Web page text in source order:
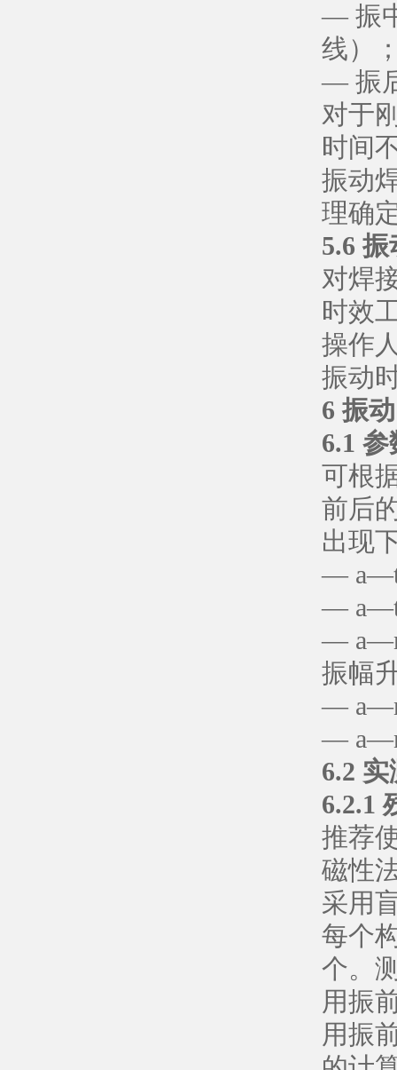
— 振
线）
— 振
对于
时间
振动
理确
5.6
对焊
时效
操作
振动
6 振
6.1
可根
前后
出现
— a—t
— a—t
— a—n
振幅
—
—
6.2
6.2.1
推荐
磁性
采用
每个
个。
用振
用振